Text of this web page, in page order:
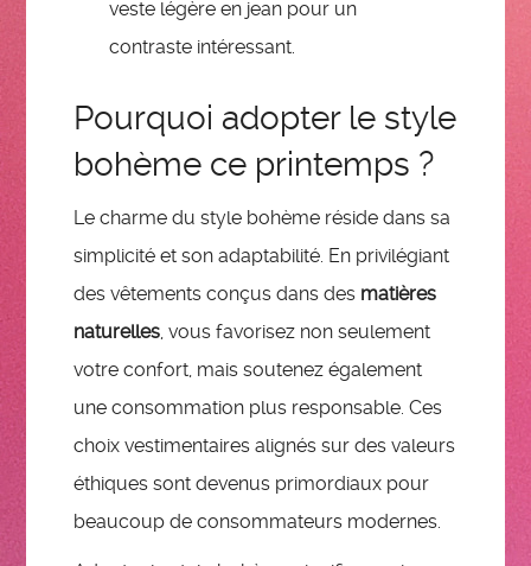
veste légère en jean pour un
contraste intéressant.
Pourquoi adopter le style
bohème ce printemps ?
Le charme du style bohème réside dans sa
simplicité et son adaptabilité. En privilégiant
des vêtements conçus dans des matières
naturelles, vous favorisez non seulement
votre confort, mais soutenez également
une consommation plus responsable. Ces
choix vestimentaires alignés sur des valeurs
éthiques sont devenus primordiaux pour
beaucoup de consommateurs modernes.